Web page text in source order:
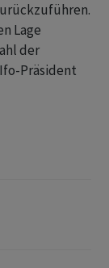
Lage
der
Präsident